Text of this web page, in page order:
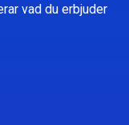
vad du erbjuder